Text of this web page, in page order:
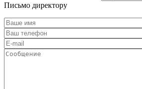
Письмо директору